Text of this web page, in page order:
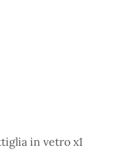
in vetro x1